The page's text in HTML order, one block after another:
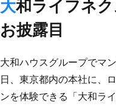
大和ライフネクストが本社内に、受付専用タブレットなども
お披露目
大和ハウスグループでマ
日、東京都内の本社に、
ンを体験できる「大和ラ